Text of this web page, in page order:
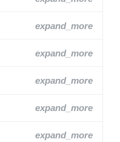
expand_more
expand_more
expand_more
expand_more
expand_more